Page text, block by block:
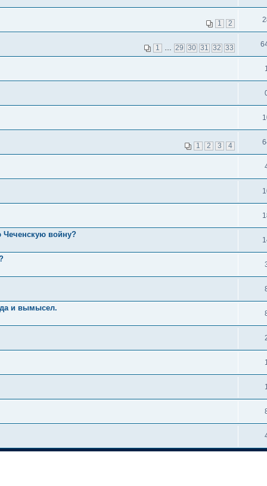
1 2
1 29 30 31 32 33
1
1 2 3 4
войну?
и вымысел.
1
1